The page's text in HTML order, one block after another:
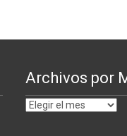
Archivos por
Archivos